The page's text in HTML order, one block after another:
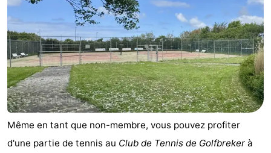
Bos
en
Duin
Last
minutes
Plages
Voir
et
faire
Lieux
d'intérêt
-
Musées
-
Même en tant que non-membre, vous pouvez profiter
d'une partie de tennis au Club de Tennis de Golfbreker à